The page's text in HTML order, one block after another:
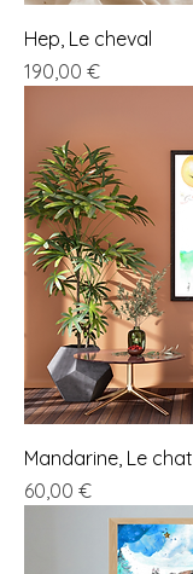
Hep, Le cheval
Prix
190,00 €
Mandarine, Le chat
Prix
60,00 €